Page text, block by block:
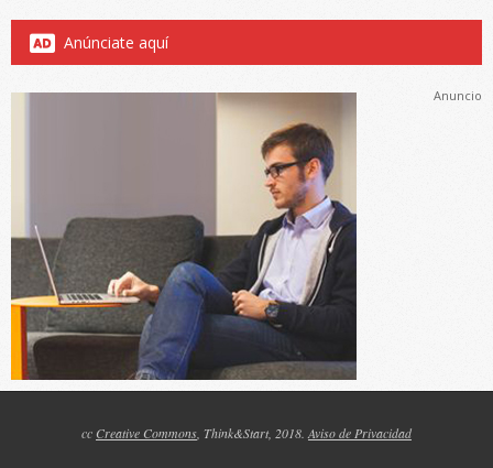
Anúnciate aquí
Anuncio
cc Creative Commons , Think&Start, 2018. Aviso de Privacidad